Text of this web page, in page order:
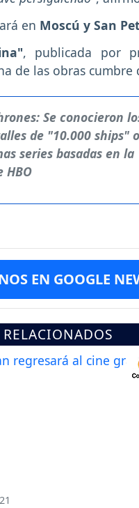
en Moscú y San
, publicada por
de las obras
EN GOOGLE